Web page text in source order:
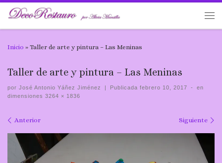
Inicio » Taller de arte y pintura – Las Meninas
Taller de arte y pintura – Las Meninas
por José Antonio Yáñez Jiménez | Publicadafebrero 10, 2017 -
en
dimensiones 3264 × 1836
Navegación de imágenes
Anterior Siguiente